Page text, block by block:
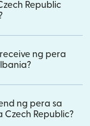
Republic
ng pera
ng pera sa
Czech Republic?